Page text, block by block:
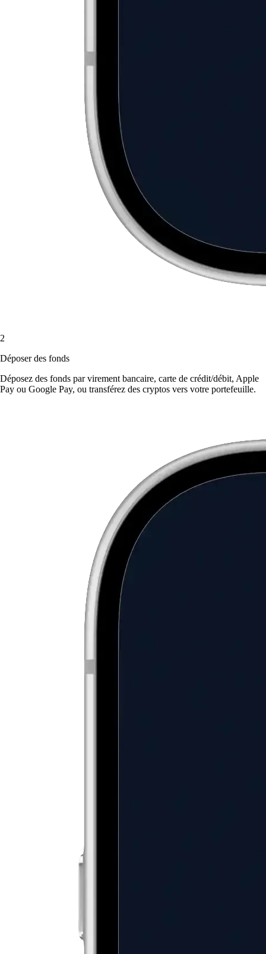
2
Déposer des fonds
Déposez des fonds par virement bancaire, carte de crédit/débit, Apple
Pay ou Google Pay, ou transférez des cryptos vers votre portefeuille.